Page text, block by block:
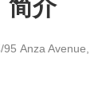
简介
95 Anza Avenue,